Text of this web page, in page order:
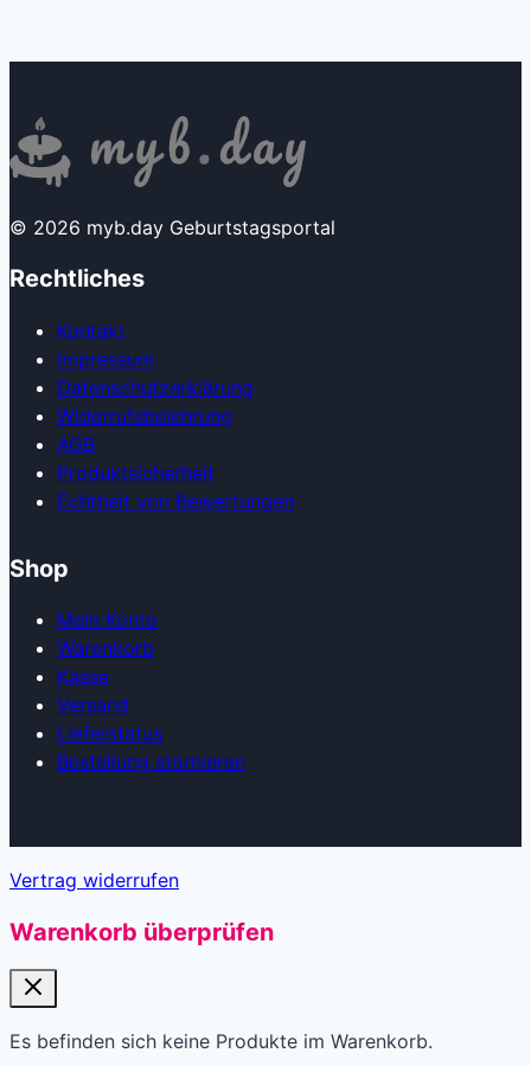
© 2026 myb.day Geburtstagsportal
Rechtliches
Kontakt
Impressum
Datenschutzerklärung
Widerrufsbelehrung
AGB
Produkt­sicherheit
Echtheit von Bewertungen
Shop
Mein Konto
Warenkorb
Kasse
Versand
Lieferstatus
Bestellung stornieren
Vertrag widerrufen
Warenkorb überprüfen
Es befinden sich keine Produkte im Warenkorb.